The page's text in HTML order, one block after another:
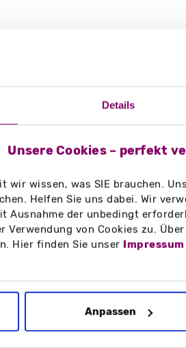
Details
Unsere Cookies – perfekt
wir wissen, was SIE brauchen.
Helfen Sie uns dabei. Wir
Ausnahme der unbedingt
Verwendung von Cookies zu.
Hier finden Sie unser Impressum
Anpassen
Unterlagen in